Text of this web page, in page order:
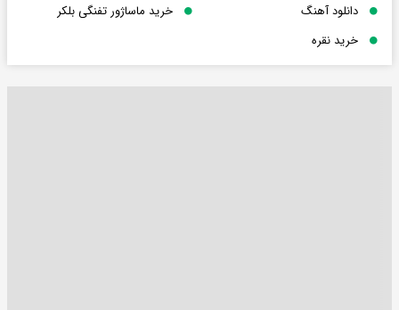
دانلود آهنگ
خرید ماساژور تفنگی بلکر
خرید نقره